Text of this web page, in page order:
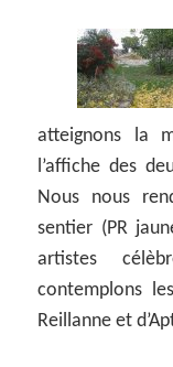
atteignons la
l’affiche des
Nous nous
sentier (PR
artistes
contemplons
Reillanne et